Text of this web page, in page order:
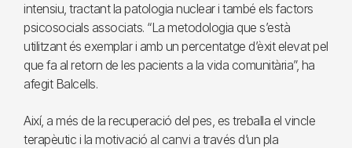
intensiu, tractant la patologia nuclear i també els factors
psicosocials associats. “La metodologia que s’està
utilitzant és exemplar i amb un percentatge d’èxit elevat pel
que fa al retorn de les pacients a la vida comunitària”, ha
afegit Balcells.
Així, a més de la recuperació del pes, es treballa el vincle
terapèutic i la motivació al canvi a través d’un pla